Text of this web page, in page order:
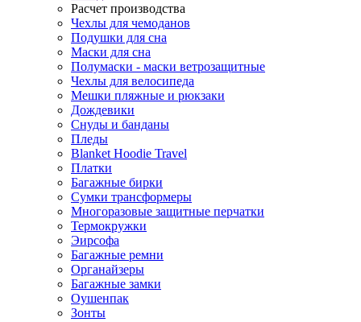
Расчет производства
Чехлы для чемоданов
Подушки для сна
Маски для сна
Полумаски - маски ветрозащитные
Чехлы для велосипеда
Мешки пляжные и рюкзаки
Дождевики
Снуды и банданы
Пледы
Blanket Hoodie Travel
Платки
Багажные бирки
Сумки трансформеры
Многоразовые защитные перчатки
Термокружки
Эирсофа
Багажные ремни
Органайзеры
Багажные замки
Оушенпак
Зонты